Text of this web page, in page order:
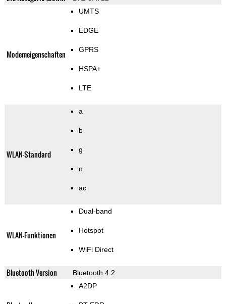
Modemeigenschaften
UMTS
EDGE
GPRS
HSPA+
LTE
WLAN-Standard
a
b
g
n
ac
WLAN-Funktionen
Dual-band
Hotspot
WiFi Direct
Bluetooth Version Bluetooth 4.2
A2DP